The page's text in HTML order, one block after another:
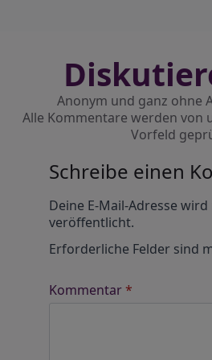
Anonym und ganz ohne
Alle Kommentare werden von
Vorfeld
Schreibe einen
Deine E-Mail-Adresse
veröffentlicht.
Erforderliche Felder sind
Kommentar*